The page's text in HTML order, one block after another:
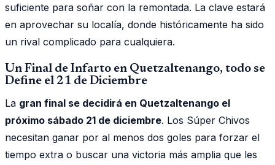
suficiente para soñar con la remontada. La clave estará
en aprovechar su localía, donde históricamente ha sido
un rival complicado para cualquiera.
Un Final de Infarto en Quetzaltenango, todo se
Define el 21 de Diciembre
La gran final se decidirá en Quetzaltenango el
próximo sábado 21 de diciembre. Los Súper Chivos
necesitan ganar por al menos dos goles para forzar el
tiempo extra o buscar una victoria más amplia que les